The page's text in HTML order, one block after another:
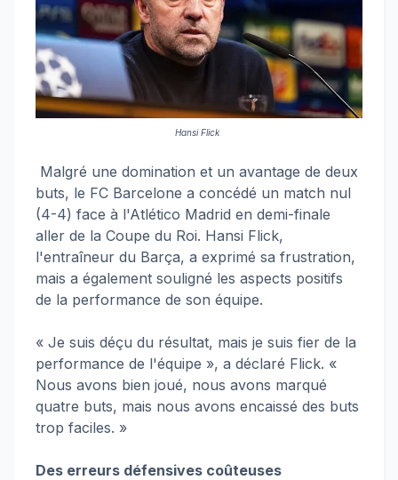
Hansi Flick
Malgré une domination et un avantage de deux
buts, le FC Barcelone a concédé un match nul
(4-4) face à l'Atlético Madrid en demi-finale
aller de la Coupe du Roi. Hansi Flick,
l'entraîneur du Barça, a exprimé sa frustration,
mais a également souligné les aspects positifs
de la performance de son équipe.
« Je suis déçu du résultat, mais je suis fier de la
performance de l'équipe », a déclaré Flick. «
Nous avons bien joué, nous avons marqué
quatre buts, mais nous avons encaissé des buts
trop faciles. »
Des erreurs défensives coûteuses